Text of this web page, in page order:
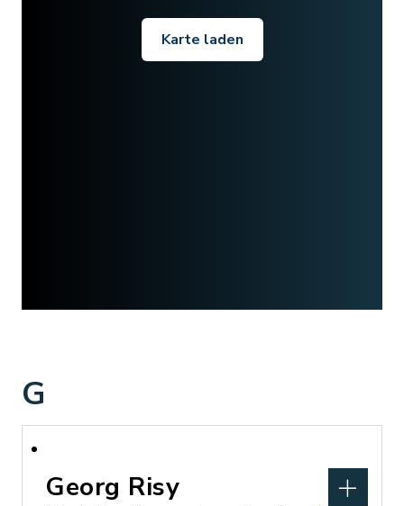
Karte laden
G
Georg Risy